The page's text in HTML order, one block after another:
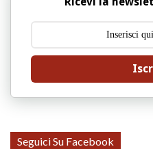
Seguici Su Facebook